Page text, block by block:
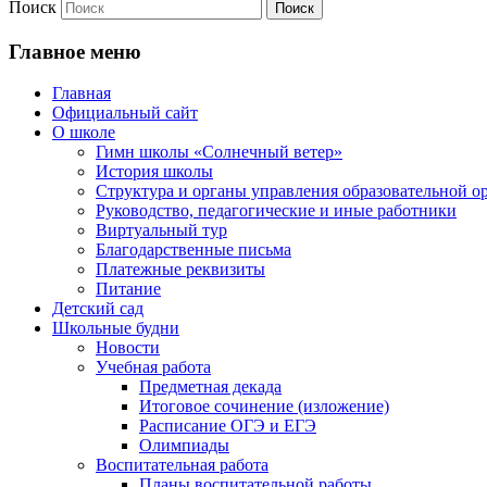
Поиск
Главное меню
Главная
Официальный сайт
О школе
Гимн школы «Солнечный ветер»
История школы
Структура и органы управления образовательной
Руководство, педагогические и иные работники
Виртуальный тур
Благодарственные письма
Платежные реквизиты
Питание
Детский сад
Школьные будни
Новости
Учебная работа
Предметная декада
Итоговое сочинение (изложение)
Расписание ОГЭ и ЕГЭ
Олимпиады
Воспитательная работа